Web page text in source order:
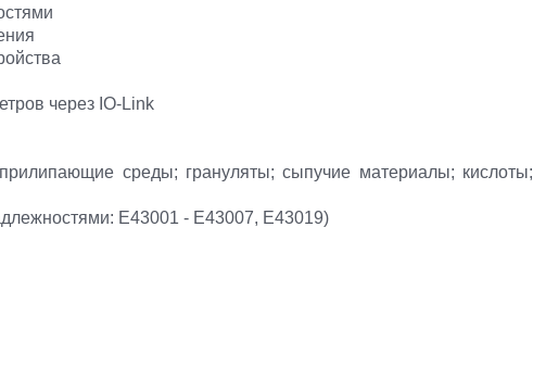
через IO-Link
среды; грануляты; сыпучие материалы; кислоты;
E43001 - E43007, E43019)